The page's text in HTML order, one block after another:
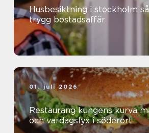
Husbesiktning i stockholm så säkras en
trygg bostadsaffär
01. juli 2026
Restaurang kungens kurva mat, nöjen
och vardagslyx i söderort